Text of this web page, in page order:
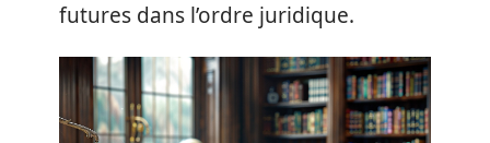
futures dans l’ordre juridique.